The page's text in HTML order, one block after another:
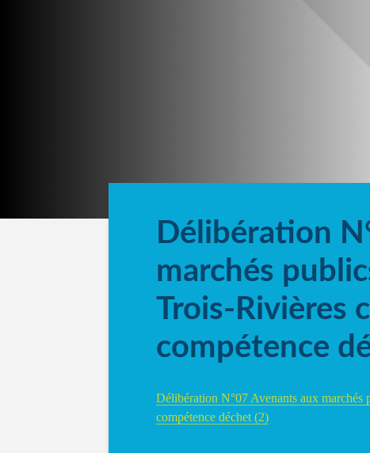
Délibération
marchés
Trois-Rivières
compétence
Délibération N°07 Avenants aux marchés
compétence déchet (2)